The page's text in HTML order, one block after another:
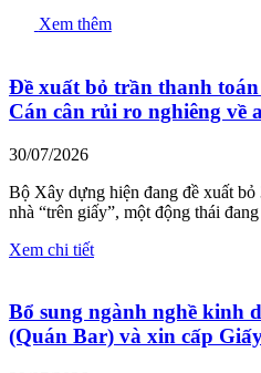
Xem thêm
Đề xuất bỏ trần thanh
Cán cân rủi ro nghiêng về
30/07/2026
Bộ Xây dựng hiện đang đề xuất
nhà “trên giấy”, một động thái
Xem chi tiết
Bổ sung ngành nghề kinh
(Quán Bar) và xin cấp